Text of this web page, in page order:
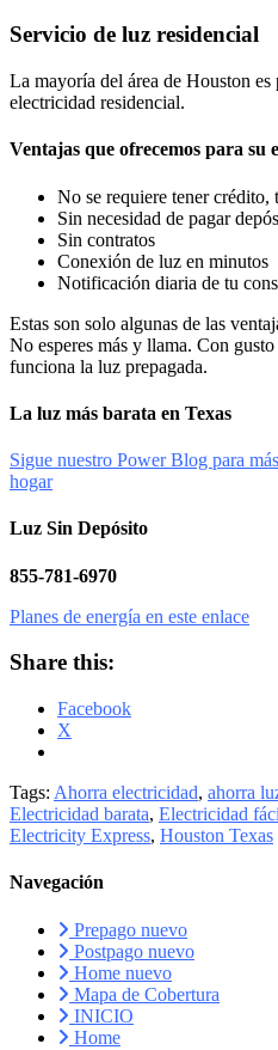
Servicio de luz residencial
La mayoría del área de Houston
electricidad residencial.
Ventajas que ofrecemos para su
No se requiere tener crédito,
Sin necesidad de pagar
Sin contratos
Conexión de luz en minutos
Notificación diaria de tu
Estas son solo algunas de las
No esperes más y llama. Con
funciona la luz prepagada.
La luz más barata en Texas
Sigue nuestro Power Blog para
hogar
Luz Sin Depósito
855-781-6970
Planes de energía en este enlace
Share this:
Facebook
X
Tags: Ahorra electricidad, ahorra
Electricidad barata, Electricidad
Electricity Express, Houston Texas
Navegación
Prepago nuevo
Postpago nuevo
Home nuevo
Mapa de Cobertura
INICIO
Home